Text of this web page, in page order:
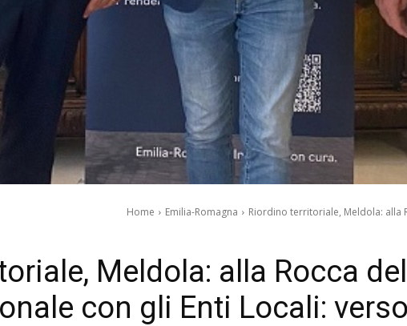
Home Emilia-Romagna Riordino territoriale, Meldola: alla
Meldola: alla Rocca
con gli Enti Locali: